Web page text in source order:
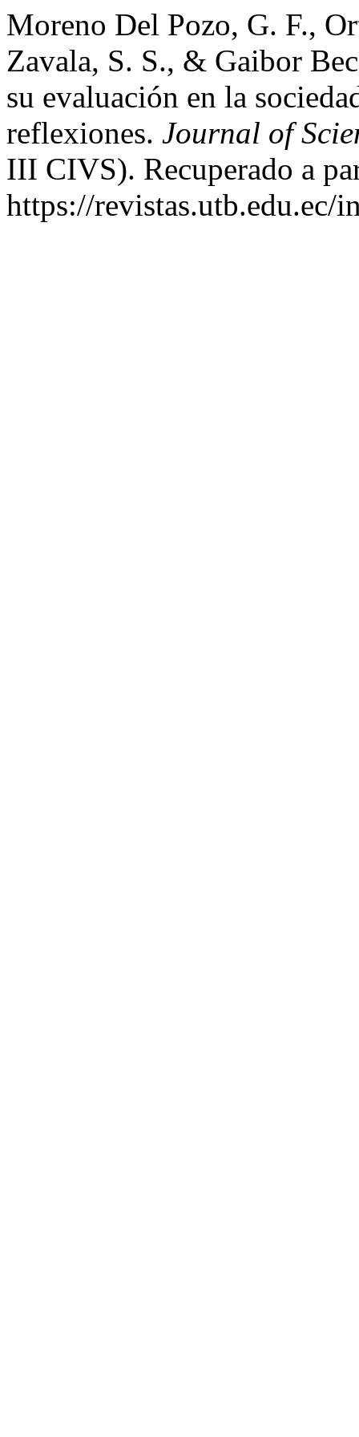
Moreno Del Pozo, G. F.,
Zavala, S. S., & Gaibor
su evaluación en la
reflexiones. Journal of
III CIVS). Recuperado a
https://revistas.utb.edu.ec/